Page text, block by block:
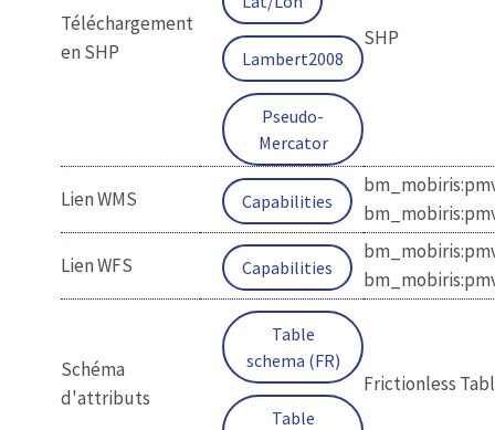
Téléchargement
en SHP
Lambert2008
Pseudo-
Mercator
SHP
Lien WMS Capabilities
Lien WFS Capabilities
Schéma
d'attributs
Table
schema (FR)
Table
Frictionless